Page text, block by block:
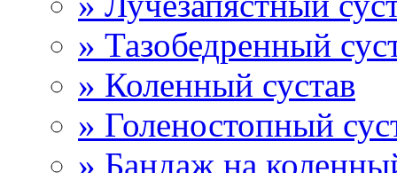
» Тазобедренный
» Коленный сустав
» Голеностопный
» Бандаж на